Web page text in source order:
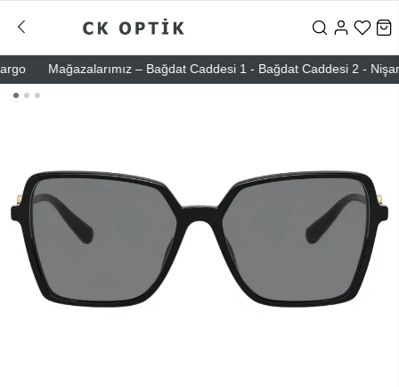
Mağazalarımız – Bağdat Caddesi 1 - Bağdat Caddesi 2 -